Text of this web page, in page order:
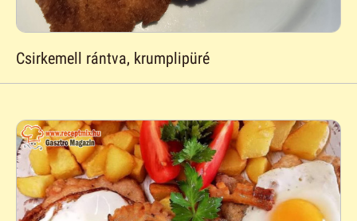
Csirkemell rántva, krumplipüré